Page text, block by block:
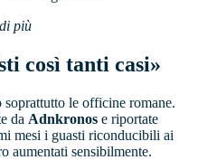
più
così tanti casi»
le officine romane.
da Adnkronos e riportate
mesi i guasti riconducibili ai
aumentati sensibilmente.